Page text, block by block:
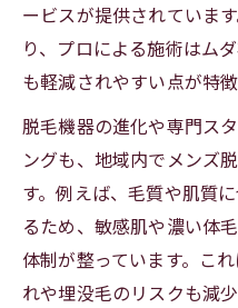
幸田町で叶う肌
メンズ脱毛と肌
美肌を目指すな
すめ
シミや毛穴ケアも
シミや毛穴ケア
幸田町で受けら
ムダ毛処理と同
ービスが提供されていま
り、プロによる施術はム
も軽減されやすい点が特徴
脱毛機器の進化や専門ス
ングも、地域内でメンズ
す。例えば、毛質や肌質
るため、敏感肌や濃い体
体制が整っています。こ
れや埋没毛のリスクも減